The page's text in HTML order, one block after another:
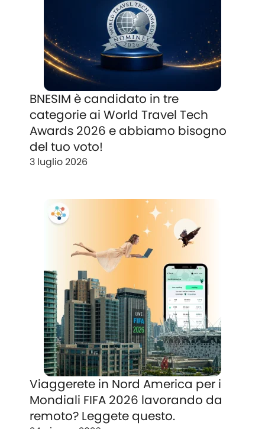
BNESIM è candidato in tre
categorie ai World Travel Tech
Awards 2026 e abbiamo bisogno
del tuo voto!
3 luglio 2026
Viaggerete in Nord America per i
Mondiali FIFA 2026 lavorando da
remoto? Leggete questo.